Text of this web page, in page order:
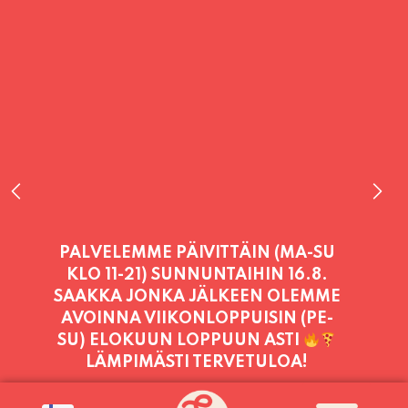
PALVELEMME PÄIVITTÄIN (MA-SU
KLO 11-21) SUNNUNTAIHIN 16.8.
SAAKKA JONKA JÄLKEEN OLEMME
AVOINNA VIIKONLOPPUISIN (PE-
SU) ELOKUUN LOPPUUN ASTI
LÄMPIMÄSTI TERVETULOA!
PALVELEMME TÄNÄÄN: